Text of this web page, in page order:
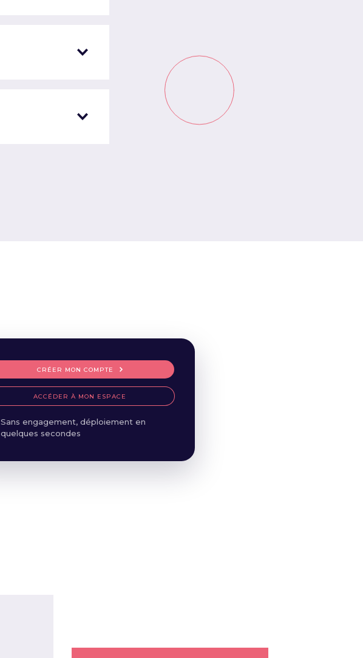
CRÉER MON COMPTE
ACCÉDER À MON ESPACE
Sans engagement, déploiement en
quelques secondes